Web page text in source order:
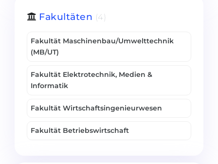
Fakultäten (4)
Fakultät Maschinenbau/Umwelttechnik
(MB/UT)
Fakultät Elektrotechnik, Medien &
Informatik
Fakultät Wirtschaftsingenieurwesen
Fakultät Betriebswirtschaft